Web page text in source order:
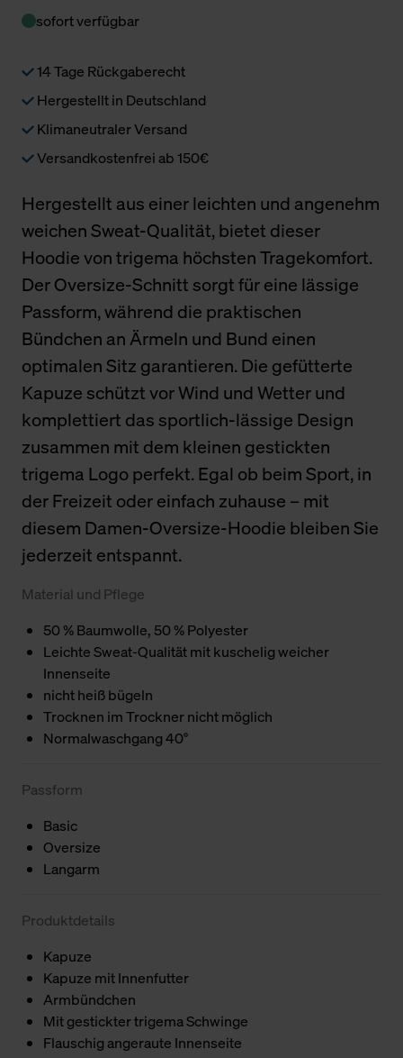
sofort verfügbar
14 Tage Rückgaberecht
Hergestellt in Deutschland
Klimaneutraler Versand
Versandkostenfrei ab 150€
Hergestellt aus einer leichten und angenehm
weichen Sweat-Qualität, bietet dieser
Hoodie von trigema höchsten Tragekomfort.
Der Oversize-Schnitt sorgt für eine lässige
Passform, während die praktischen
Bündchen an Ärmeln und Bund einen
optimalen Sitz garantieren. Die gefütterte
Kapuze schützt vor Wind und Wetter und
komplettiert das sportlich-lässige Design
zusammen mit dem kleinen gestickten
trigema Logo perfekt. Egal ob beim Sport, in
der Freizeit oder einfach zuhause – mit
diesem Damen-Oversize-Hoodie bleiben Sie
jederzeit entspannt.
Material und Pflege
50 % Baumwolle, 50 % Polyester
Leichte Sweat-Qualität mit kuschelig weicher
Innenseite
nicht heiß bügeln
Trocknen im Trockner nicht möglich
Normalwaschgang 40°
Passform
Basic
Oversize
Langarm
Produktdetails
Kapuze
Kapuze mit Innenfutter
Armbündchen
Mit gestickter trigema Schwinge
Flauschig angeraute Innenseite